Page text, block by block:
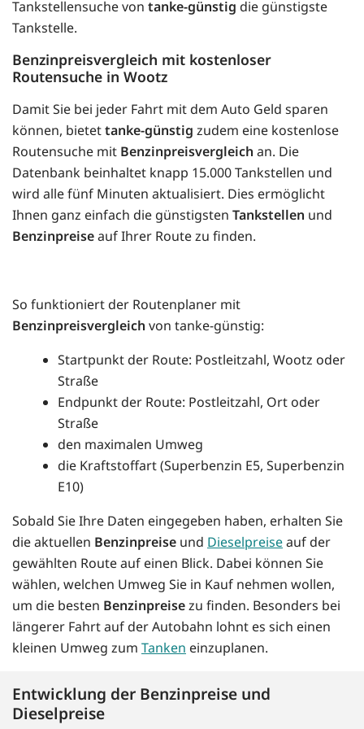
Tankstellensuche von tanke-günstig die günstigste
Tankstelle.
Benzinpreisvergleich mit kostenloser
Routensuche in Wootz
Damit Sie bei jeder Fahrt mit dem Auto Geld sparen
können, bietettanke-günstig zudem eine kostenlose
Routensuche mit Benzinpreisvergleich an. Die
Datenbank beinhaltet knapp 15.000 Tankstellen und
wird alle fünf Minuten aktualisiert. Dies ermöglicht
Ihnen ganz einfach die günstigsten Tankstellen und
Benzinpreiseauf Ihrer Route zu finden.
So funktioniert der Routenplaner mit
Benzinpreisvergleich von tanke-günstig:
Startpunkt der Route: Postleitzahl, Wootz oder
Straße
Endpunkt der Route: Postleitzahl, Ort oder
Straße
den maximalen Umweg
die Kraftstoffart (Superbenzin E5, Superbenzin
E10)
Sobald Sie Ihre Daten eingegeben haben, erhalten Sie
die aktuellen Benzinpreise und Dieselpreiseauf der
gewählten Route auf einen Blick. Dabei können Sie
wählen, welchen Umweg Sie in Kauf nehmen wollen,
um die besten Benzinpreisezu finden. Besonders bei
längerer Fahrt auf der Autobahn lohnt es sich einen
kleinen Umweg zum Tanken einzuplanen.
Entwicklung der Benzinpreise und
Dieselpreise